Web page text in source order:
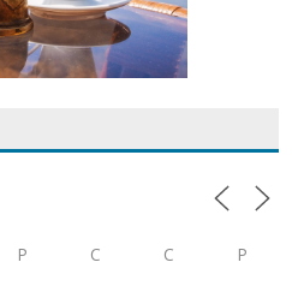
P C C P